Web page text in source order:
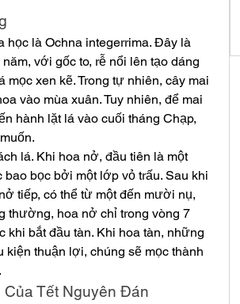
học là Ochna integerrima. Đây là
với gốc to, rễ nổi lên tạo dáng
xen kẽ. Trong tự nhiên, cây mai
vào mùa xuân. Tuy nhiên, để mai
hành lặt lá vào cuối tháng Chạp,
lá. Khi hoa nở, đầu tiên là một
bọc bởi một lớp vỏ trấu. Sau khi
tiếp, có thể từ một đến mười nụ,
thường, hoa nở chỉ trong vòng 7
khi bắt đầu tàn. Khi hoa tàn, những
kiện thuận lợi, chúng sẽ mọc thành
Tết Nguyên Đán